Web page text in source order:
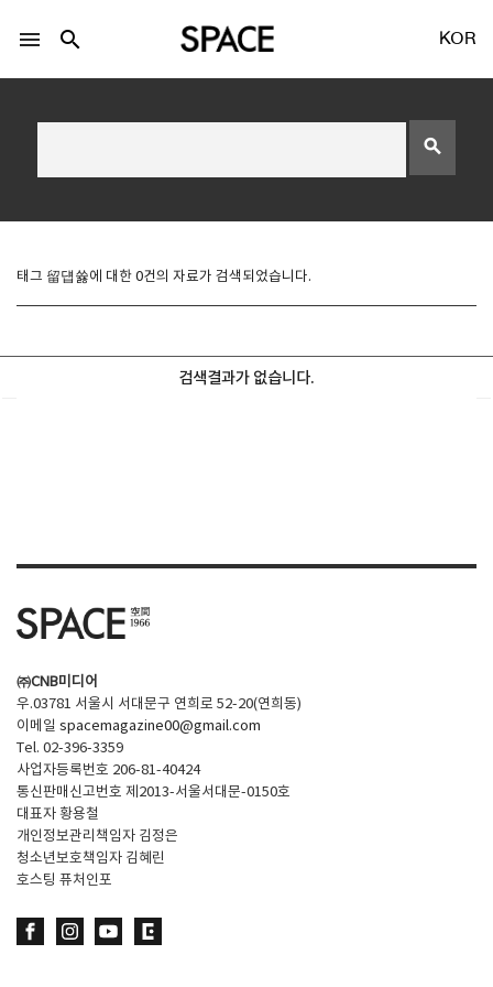
Twitter 로그인
기사문의
Contact
menu search KOR
search
태그 留덉쓣에 대한 0건의 자료가 검색되었습니다.
검색결과가 없습니다.
㈜CNB미디어
우.03781 서울시 서대문구 연희로 52-20(연희동)
이메일 spacemagazine00@gmail.com
Tel. 02-396-3359
사업자등록번호 206-81-40424
통신판매신고번호 제2013-서울서대문-0150호
대표자 황용철
개인정보관리책임자 김정은
청소년보호책임자 김혜린
호스팅 퓨처인포